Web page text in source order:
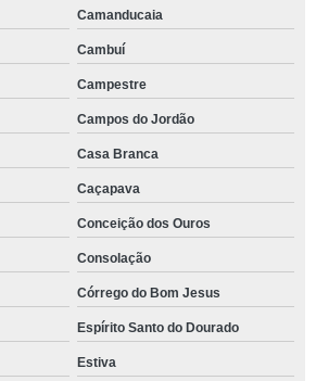
Camanducaia
Cambuí
Campestre
Campos do Jordão
Casa Branca
Caçapava
Conceição dos Ouros
Consolação
Córrego do Bom Jesus
Espírito Santo do Dourado
Estiva